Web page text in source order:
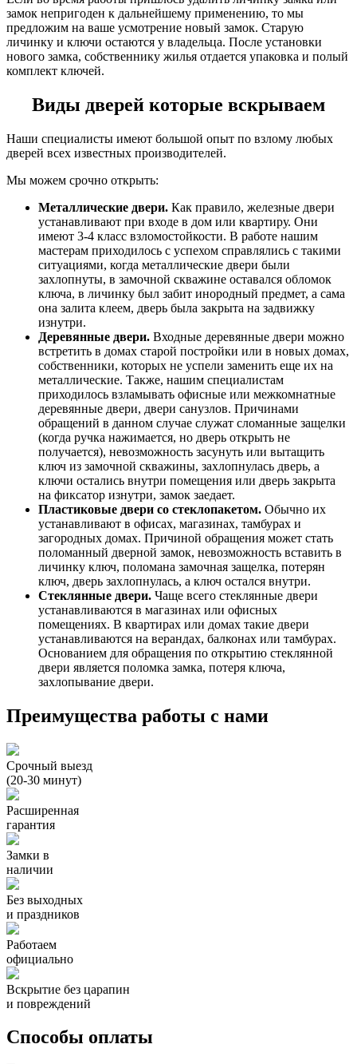
замок непригоден к дальнейшему применению, то мы
предложим на ваше усмотрение новый замок. Старую
личинку и ключи остаются у владельца. После установки
нового замка, собственнику жилья отдается упаковка и полый
комплект ключей.
Виды дверей которые вскрываем
Наши специалисты имеют большой опыт по взлому любых
дверей всех известных производителей.
Мы можем срочно открыть:
Металлические двери. Как правило, железные двери
устанавливают при входе в дом или квартиру. Они
имеют 3-4 класс взломостойкости. В работе нашим
мастерам приходилось с успехом справлялись с такими
ситуациями, когда металлические двери были
захлопнуты, в замочной скважине оставался обломок
ключа, в личинку был забит инородный предмет, а сама
она залита клеем, дверь была закрыта на задвижку
изнутри.
Деревянные двери. Входные деревянные двери можно
встретить в домах старой постройки или в новых домах,
собственники, которых не успели заменить еще их на
металлические. Также, нашим специалистам
приходилось взламывать офисные или межкомнатные
деревянные двери, двери санузлов. Причинами
обращений в данном случае служат сломанные защелки
(когда ручка нажимается, но дверь открыть не
получается), невозможность засунуть или вытащить
ключ из замочной скважины, захлопнулась дверь, а
ключи остались внутри помещения или дверь закрыта
на фиксатор изнутри, замок заедает.
Пластиковые двери со стеклопакетом. Обычно их
устанавливают в офисах, магазинах, тамбурах и
загородных домах. Причиной обращения может стать
поломанный дверной замок, невозможность вставить в
личинку ключ, поломана замочная защелка, потерян
ключ, дверь захлопнулась, а ключ остался внутри.
Стеклянные двери. Чаще всего стеклянные двери
устанавливаются в магазинах или офисных
помещениях. В квартирах или домах такие двери
устанавливаются на верандах, балконах или тамбурах.
Основанием для обращения по открытию стеклянной
двери является поломка замка, потеря ключа,
захлопывание двери.
Преимущества работы с нами
Срочный выезд
(20-30 минут)
Расширенная
гарантия
Замки в
наличии
Без выходных
и праздников
Работаем
официально
Вскрытие без царапин
и повреждений
Способы оплаты